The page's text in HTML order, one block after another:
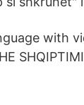
with